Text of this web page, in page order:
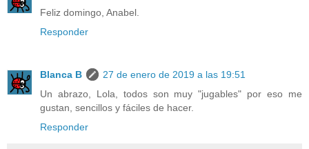
Feliz domingo, Anabel.
Responder
Blanca B
27 de enero de 2019 a las 19:51
Un abrazo, Lola, todos son muy "jugables" por eso me
gustan, sencillos y fáciles de hacer.
Responder